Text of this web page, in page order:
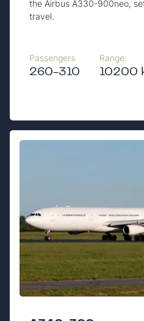
the Airbus A330-900neo,
travel.
Passengers
260-310
Range:
10200